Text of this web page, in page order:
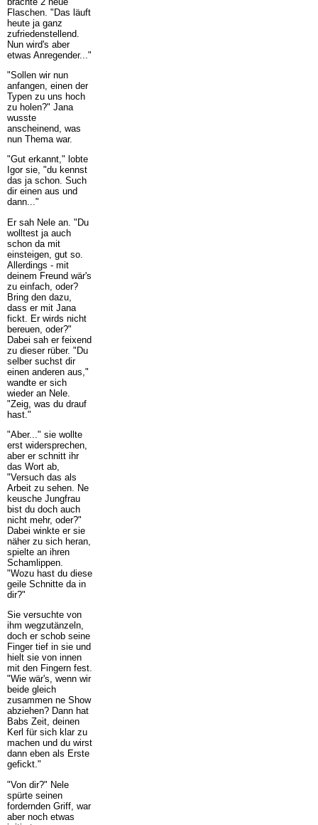
Flaschen. "Das läuft
heute ja ganz
zufriedenstellend.
Nun wird's aber
etwas Anregender..."
"Sollen wir nun
anfangen, einen der
Typen zu uns hoch
zu holen?" Jana
wusste
anscheinend, was
nun Thema war.
"Gut erkannt," lobte
Igor sie, "du kennst
das ja schon. Such
dir einen aus und
dann..."
Er sah Nele an. "Du
wolltest ja auch
schon da mit
einsteigen, gut so.
Allerdings - mit
deinem Freund wär's
zu einfach, oder?
Bring den dazu,
dass er mit Jana
fickt. Er wirds nicht
bereuen, oder?"
Dabei sah er feixend
zu dieser rüber. "Du
selber suchst dir
einen anderen aus,"
wandte er sich
wieder an Nele.
"Zeig, was du drauf
hast."
"Aber..." sie wollte
erst widersprechen,
aber er schnitt ihr
das Wort ab,
"Versuch das als
Arbeit zu sehen. Ne
keusche Jungfrau
bist du doch auch
nicht mehr, oder?"
Dabei winkte er sie
näher zu sich heran,
spielte an ihren
Schamlippen.
"Wozu hast du diese
geile Schnitte da in
dir?"
Sie versuchte von
ihm wegzutänzeln,
doch er schob seine
Finger tief in sie und
hielt sie von innen
mit den Fingern fest.
"Wie wär's, wenn wir
beide gleich
zusammen ne Show
abziehen? Dann hat
Babs Zeit, deinen
Kerl für sich klar zu
machen und du wirst
dann eben als Erste
gefickt."
"Von dir?" Nele
spürte seinen
fordernden Griff, war
aber noch etwas